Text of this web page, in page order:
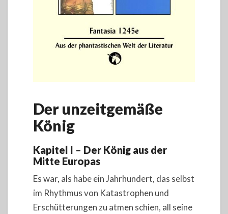
Der unzeitgemäße
König
Kapitel I – Der König aus der
Mitte Europas
Es war, als habe ein Jahrhundert, das selbst
im Rhythmus von Katastrophen und
Erschütterungen zu atmen schien, all seine